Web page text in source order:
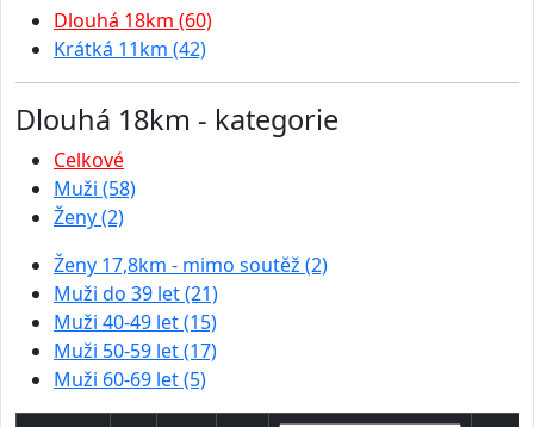
Dlouhá 18km (60)
Krátká 11km (42)
Dlouhá 18km - kategorie
Celkové
Muži (58)
Ženy (2)
Ženy 17,8km - mimo soutěž (2)
Muži do 39 let (21)
Muži 40-49 let (15)
Muži 50-59 let (17)
Muži 60-69 let (5)